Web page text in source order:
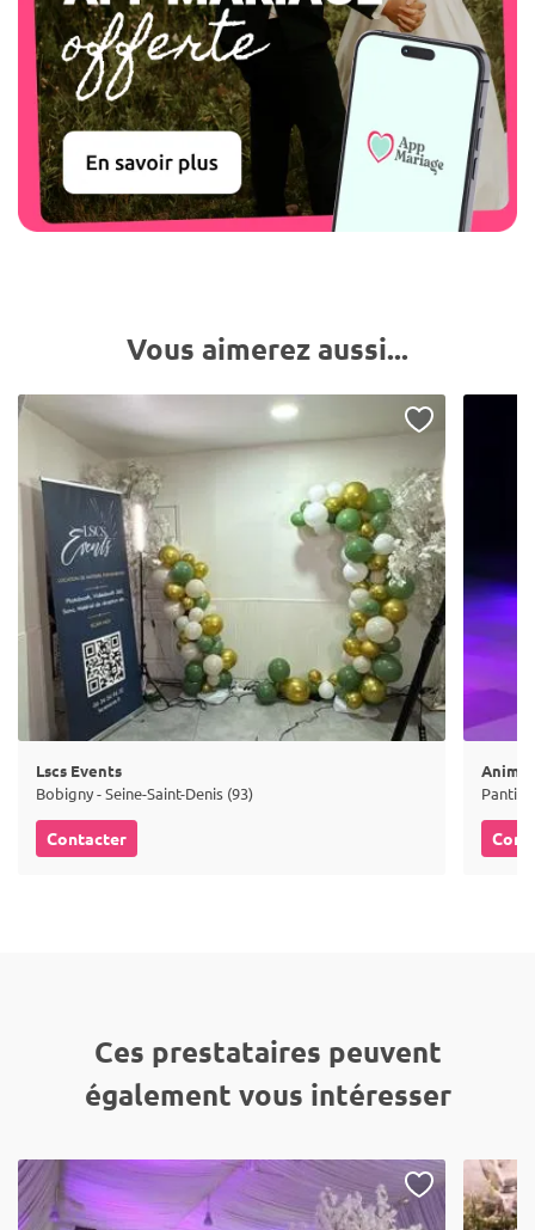
Vous aimerez aussi...
Lscs Events
Bobigny - Seine-Saint-Denis (93)
Contacter
Pantin
Ces prestataires peuvent
également vous intéresser